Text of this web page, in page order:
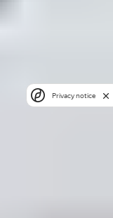
Privacy notice